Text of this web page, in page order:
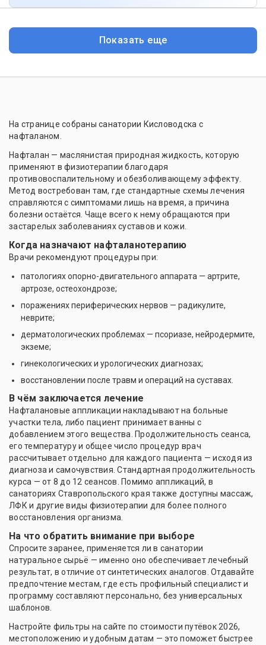
Показать еще
На странице собраны санатории Кисловодска с
нафталаном.
Нафталан — маслянистая природная жидкость, которую
применяют в физиотерапии благодаря
противовоспалительному и обезболивающему эффекту.
Метод востребован там, где стандартные схемы лечения
справляются с симптомами лишь на время, а причина
болезни остаётся. Чаще всего к нему обращаются при
застарелых заболеваниях суставов и кожи.
Когда назначают нафталанотерапию
Врачи рекомендуют процедуры при:
патологиях опорно-двигательного аппарата — артрите,
артрозе, остеохондрозе;
поражениях периферических нервов — радикулите,
неврите;
дерматологических проблемах — псориазе, нейродермите,
экземе;
гинекологических и урологических диагнозах;
восстановлении после травм и операций на суставах.
В чём заключается лечение
Нафталановые аппликации накладывают на больные
участки тела, либо пациент принимает ванны с
добавлением этого вещества. Продолжительность сеанса,
его температуру и общее число процедур врач
рассчитывает отдельно для каждого пациента — исходя из
диагноза и самочувствия. Стандартная продолжительность
курса — от 8 до 12 сеансов. Помимо аппликаций, в
санаториях Ставропольского края также доступны массаж,
ЛФК и другие виды физиотерапии для более полного
восстановления организма.
На что обратить внимание при выборе
Спросите заранее, применяется ли в санатории
натуральное сырьё — именно оно обеспечивает лечебный
результат, в отличие от синтетических аналогов. Отдавайте
предпочтение местам, где есть профильный специалист и
программу составляют персонально, без универсальных
шаблонов.
Настройте фильтры на сайте по стоимости путёвок 2026,
местоположению и удобным датам — это поможет быстрее